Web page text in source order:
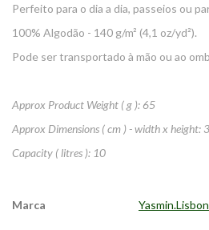
Perfeito para o dia a dia, passeios ou
100% Algodão - 140 g/m² (4,1 oz/yd²).
Pode ser transportado à mão ou ao
Approx Product Weight ( g ): 65
Approx Dimensions ( cm ) - width x height:
Capacity ( litres ): 10
Marca
Yasmin.Lisbon